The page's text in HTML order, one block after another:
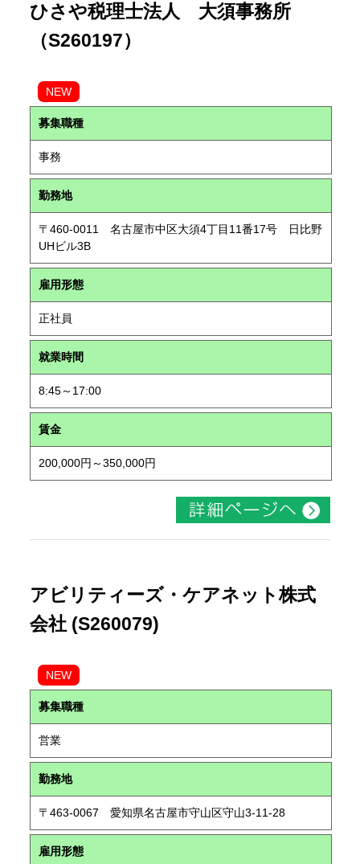
ひさや税理士法人 大須事務所
（S260197）
NEW
募集職種
事務
勤務地
〒460-0011 名古屋市中区大須4丁目11番17号 日比野
UHビル3B
雇用形態
正社員
就業時間
8:45～17:00
賃金
200,000円～350,000円
アビリティーズ・ケアネット株式
会社 (S260079)
NEW
募集職種
営業
勤務地
〒463-0067 愛知県名古屋市守山区守山3-11-28
雇用形態